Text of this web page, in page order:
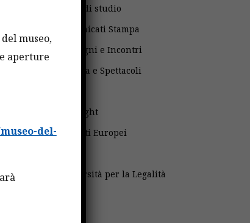
Borse di studio
Comunicati Stampa
Convegni e Incontri
Cultura e Spettacoli
Fulbright
Progetti Europei
Università per la Legalità
museo,
aperture
del-